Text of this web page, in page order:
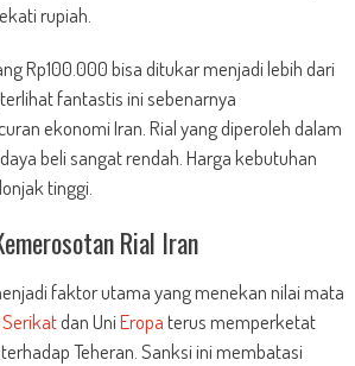
rupiah.
Rp100.000 bisa ditukar menjadi lebih dari
fantastis ini sebenarnya
ekonomi Iran. Rial yang diperoleh dalam
beli sangat rendah. Harga kebutuhan
tinggi.
Rial Iran
faktor utama yang menekan nilai mata
dan UniEropaterus memperketat
Teheran. Sanksi ini membatasi